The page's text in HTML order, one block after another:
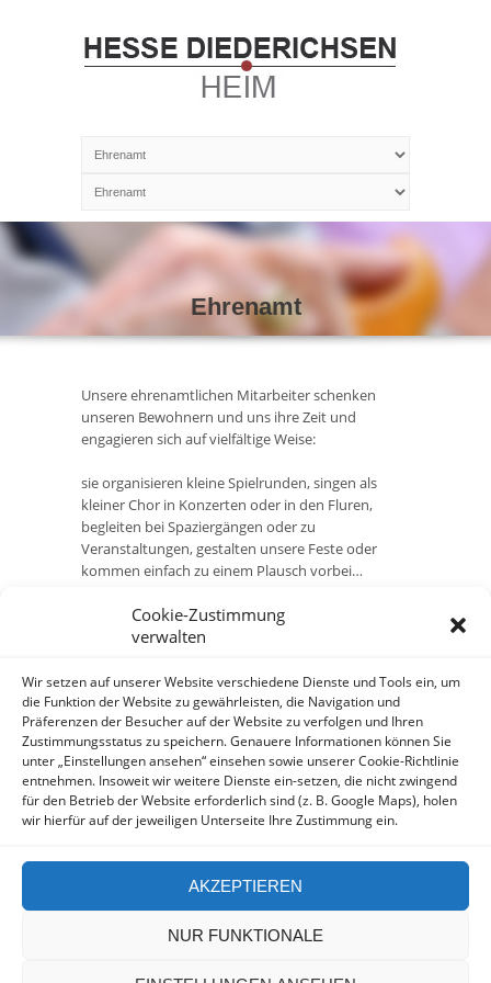
Cookie-Zustimmung
verwalten
Wir setzen auf unserer Website verschiedene Dienste und Tools ein, um
die Funktion der Website zu gewährleisten, die Navigation und
Präferenzen der Besucher auf der Website zu verfolgen und Ihren
Zustimmungsstatus zu speichern. Genauere Informationen können Sie
unter „Einstellungen ansehen“ einsehen sowie unserer Cookie-Richtlinie
entnehmen. Insoweit wir weitere Dienste ein-setzen, die nicht zwingend
für den Betrieb der Website erforderlich sind (z. B. Google Maps), holen
wir hierfür auf der jeweiligen Unterseite Ihre Zustimmung ein.
AKZEPTIEREN
NUR FUNKTIONALE
Ehrenamt
Unsere ehrenamtlichen Mitarbeiter schenken
unseren Bewohnern und uns ihre Zeit und
engagieren sich auf vielfältige Weise:
sie organisieren kleine Spielrunden, singen als
kleiner Chor in Konzerten oder in den Fluren,
begleiten bei Spaziergängen oder zu
Veranstaltungen, gestalten unsere Feste oder
kommen einfach zu einem Plausch vorbei…
Wenn Sie Interesse an einer ehrenamtlichen
Tätigkeit in unserem Haus haben, dann freue ich
Mail (wilm-zielinski@ahdh.de) von Ihnen.
Ronald Wilm- Zielinski/Einrichtungsleitung